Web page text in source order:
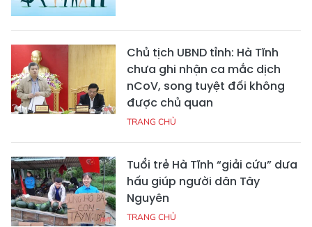
Chủ tịch UBND tỉnh: Hà Tĩnh
chưa ghi nhận ca mắc dịch
nCoV, song tuyệt đối không
được chủ quan
TRANG CHỦ
Tuổi trẻ Hà Tĩnh “giải cứu” dưa
hấu giúp người dân Tây
Nguyên
TRANG CHỦ